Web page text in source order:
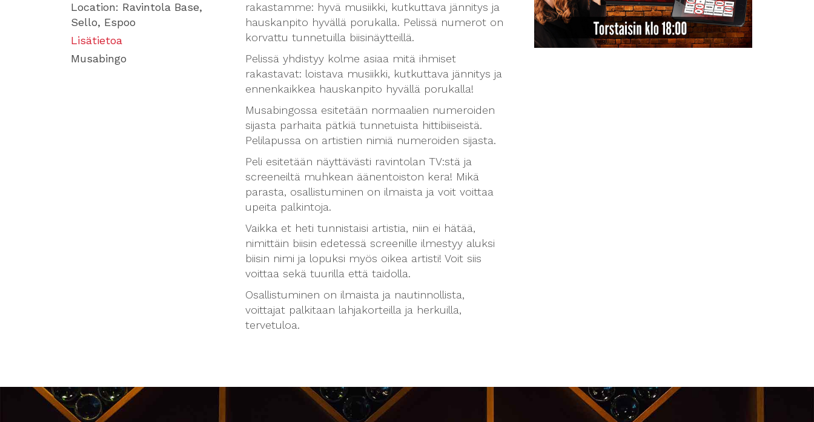
Location: Ravintola Base,
Sello, Espoo
Lisätietoa
Musabingo
rakastamme: hyvä musiikki, kutkuttava jännitys ja
hauskanpito hyvällä porukalla. Pelissä numerot on
korvattu tunnetuilla biisinäytteillä.
Pelissä yhdistyy kolme asiaa mitä ihmiset
rakastavat: loistava musiikki, kutkuttava jännitys ja
ennenkaikkea hauskanpito hyvällä porukalla!
Musabingossa esitetään normaalien numeroiden
sijasta parhaita pätkiä tunnetuista hittibiiseistä.
Pelilapussa on artistien nimiä numeroiden sijasta.
Peli esitetään näyttävästi ravintolan TV:stä ja
screeneiltä muhkean äänentoiston kera! Mikä
parasta, osallistuminen on ilmaista ja voit voittaa
upeita palkintoja.
Vaikka et heti tunnistaisi artistia, niin ei hätää,
nimittäin biisin edetessä screenille ilmestyy aluksi
biisin nimi ja lopuksi myös oikea artisti! Voit siis
voittaa sekä tuurilla että taidolla.
Osallistuminen on ilmaista ja nautinnollista,
voittajat palkitaan lahjakorteilla ja herkuilla,
tervetuloa.